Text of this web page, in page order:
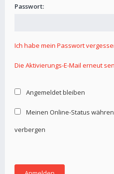
Passwort:
Ich habe mein Passwort
Die Aktivierungs-E-Mail erneut
Angemeldet bleiben
Meinen Online-Status
verbergen